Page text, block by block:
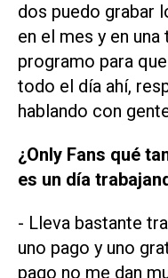
dos puedo grabar
en el mes y en
programo para
todo el día ahí,
hablando con
¿Only Fans qué
es un día
- Lleva bastante
uno pago y uno
pago no me dan